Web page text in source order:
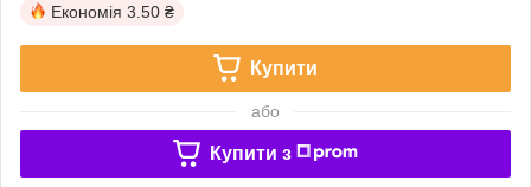
Економія 3.50 ₴
Купити
або
Купити з